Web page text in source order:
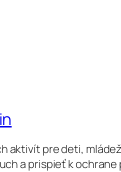
aktivít pre deti,
a prispieť k ochrane